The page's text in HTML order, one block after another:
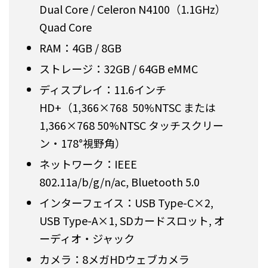
Dual Core / Celeron N4100（1.1GHz）
Quad Core
RAM：4GB / 8GB
ストレージ：32GB / 64GB eMMC
ディスプレイ：11.6インチ
HD+（1,366×768 50%NTSC または
1,366×768 50%NTSC タッチスクリー
ン・178°視野角）
ネットワーク：IEEE
802.11a/b/g/n/ac, Bluetooth 5.0
インターフェイス：USB Type-C×2,
USB Type-A×1, SDカードスロット, オ
ーディオ・ジャック
カメラ：8メガHDウェブカメラ